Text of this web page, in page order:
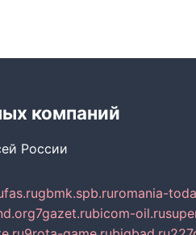
компаний
России
fas.rugbmk.spb.ruromania-
7gazet.rubicom-oil.ru